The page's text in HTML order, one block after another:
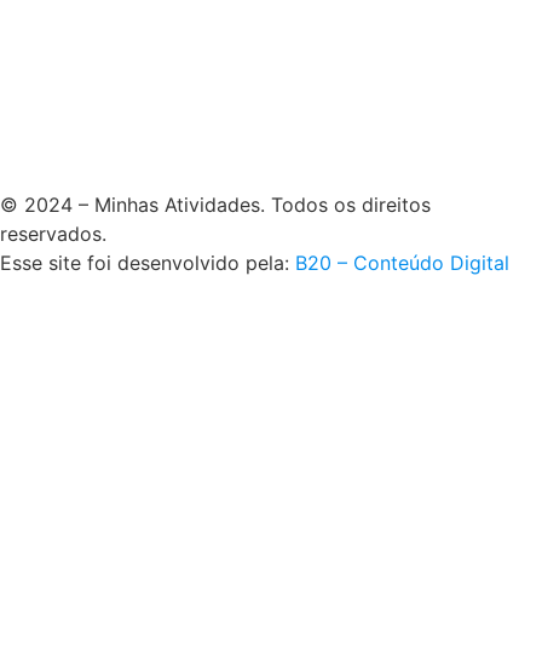
© 2024 – Minhas Atividades. Todos os direitos
reservados.
Esse site foi desenvolvido pela: B20 – Conteúdo Digital